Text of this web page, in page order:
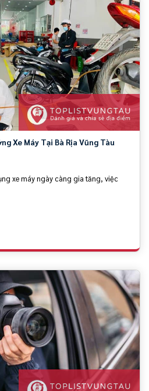
Xe Máy Tại Bà Rịa Vũng Tàu
xe máy ngày càng gia tăng, việc